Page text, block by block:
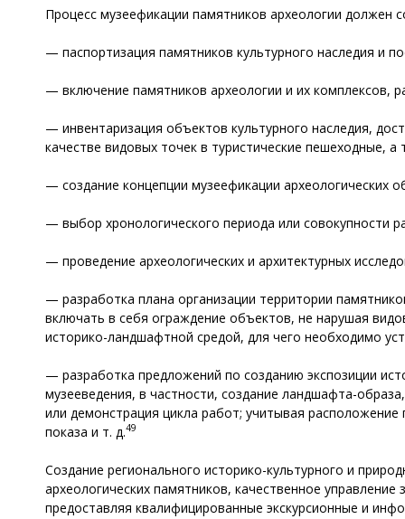
Процесс музеефикации памятников археологии должен
— паспортизация памятников культурного наследия и
— включение памятников археологии и их
— инвентаризация объектов культурного наследия,
качестве видовых точек в туристические пешеходные,
— создание концепции музеефикации археологических
— выбор хронологического периода или совокупности
— проведение археологических и архитектурных
— разработка плана организации территории
включать в себя ограждение объектов, не нарушая
историко-ландшафтной средой, для чего необходимо
— разработка предложений по созданию экспозиции
музееведения, в частности, создание ландшафта-
или демонстрация цикла работ; учитывая
показа и т. д.49
Создание регионального историко-культурного и
археологических памятников, качественное
предоставляя квалифицированные экскурсионные и